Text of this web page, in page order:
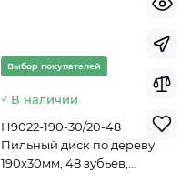
Выбор покупателей
В наличии
H9022-190-30/20-48
Пильный диск по дереву
190x30мм, 48 зубьев,